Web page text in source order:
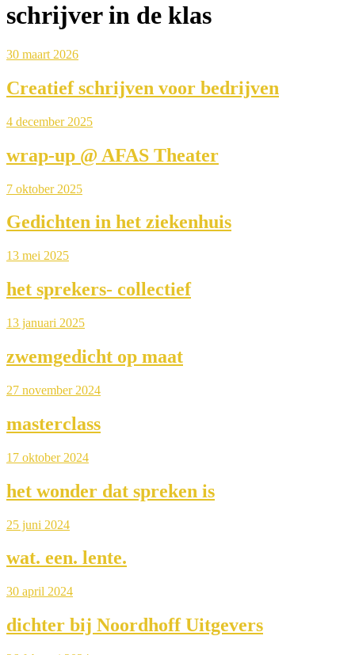
schrijver in de klas
30 maart 2026
Creatief schrijven voor bedrijven
4 december 2025
wrap-up @ AFAS Theater
7 oktober 2025
Gedichten in het ziekenhuis
13 mei 2025
het sprekers- collectief
13 januari 2025
zwemgedicht op maat
27 november 2024
masterclass
17 oktober 2024
het wonder dat spreken is
25 juni 2024
wat. een. lente.
30 april 2024
dichter bij Noordhoff Uitgevers